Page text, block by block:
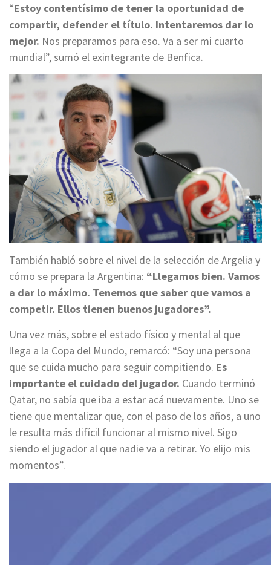
“Estoy contentísimo de tener la oportunidad de
compartir, defender el título. Intentaremos dar lo
mejor. Nos preparamos para eso. Va a ser mi cuarto
mundial”, sumó el exintegrante de Benfica.
También habló sobre el nivel de la selección de Argelia y
cómo se prepara la Argentina: “Llegamos bien. Vamos
a dar lo máximo. Tenemos que saber que vamos a
competir. Ellos tienen buenos jugadores”.
Una vez más, sobre el estado físico y mental al que
llega a la Copa del Mundo, remarcó: “Soy una persona
que se cuida mucho para seguir compitiendo. Es
importante el cuidado del jugador. Cuando terminó
Qatar, no sabía que iba a estar acá nuevamente. Uno se
tiene que mentalizar que, con el paso de los años, a uno
le resulta más difícil funcionar al mismo nivel. Sigo
siendo el jugador al que nadie va a retirar. Yo elijo mis
momentos”.